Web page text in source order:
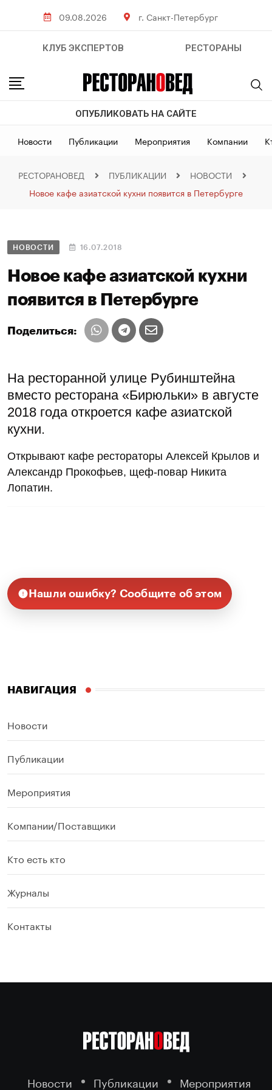
09.08.2026 г. Санкт-Петербург
КЛУБ ЭКСПЕРТОВ РЕСТОРАНЫ
ОПУБЛИКОВАТЬ НА САЙТЕ
Новости Публикации Мероприятия Компании
РЕСТОРАНОВЕД ПУБЛИКАЦИИ
НОВОСТИ
Новое кафе азиатской кухни появится в Петербурге
НОВОСТИ 16.07.2018
Новое кафе азиатской кухни
появится в Петербурге
Поделиться:
На ресторанной улице Рубинштейна
вместо ресторана «Бирюльки» в августе
2018 года откроется кафе азиатской
кухни.
Открывают кафе рестораторы Алексей Крылов и
Александр Прокофьев, щеф-повар Никита
Лопатин.
Нашли ошибку? Сообщите об этом
НАВИГАЦИЯ
Новости
Публикации
Мероприятия
Компании/Поставщики
Кто есть кто
Журналы
Контакты
Новости Публикации
Мероприятия